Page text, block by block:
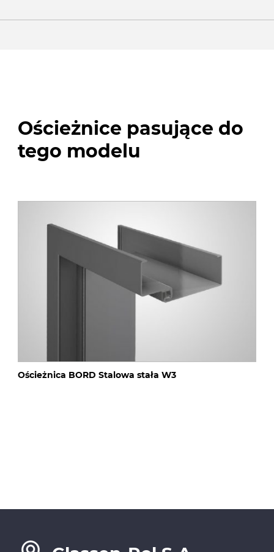
Ościeżnice pasujące do
tego modelu
Ościeżnica BORD Stalowa stała W3